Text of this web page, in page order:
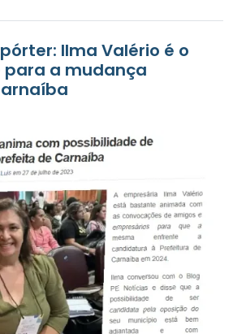
Ilma Valério é o
para a mudança